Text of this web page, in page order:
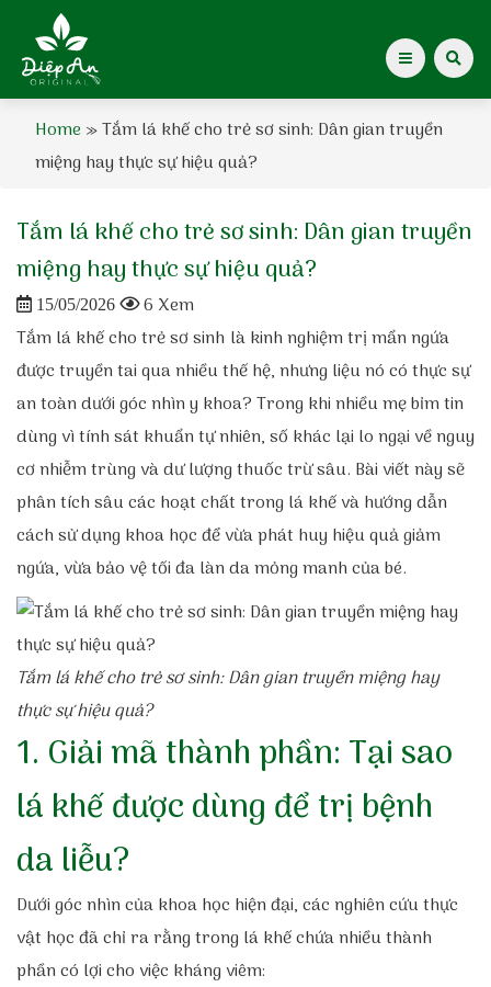
Giới thiệu Dược Khoa
Kiến thức cho mẹ
Tạp chí Diệp An Nhi
Tin tức
Điểm mua hàng
Home»Tắm lá khế cho trẻ sơ sinh: Dân gian truyền
miệng hay thực sự hiệu quả?
Tắm lá khế cho trẻ sơ sinh: Dân gian truyền
miệng hay thực sự hiệu quả?
15/05/2026
6 Xem
Tắm lá khế cho trẻ sơ sinh là kinh nghiệm trị mẩn ngứa
được truyền tai qua nhiều thế hệ, nhưng liệu nó có thực sự
an toàn dưới góc nhìn y khoa? Trong khi nhiều mẹ bỉm tin
dùng vì tính sát khuẩn tự nhiên, số khác lại lo ngại về nguy
cơ nhiễm trùng và dư lượng thuốc trừ sâu. Bài viết này sẽ
phân tích sâu các hoạt chất trong lá khế và hướng dẫn
cách sử dụng khoa học để vừa phát huy hiệu quả giảm
ngứa, vừa bảo vệ tối đa làn da mỏng manh của bé.
Tắm lá khế cho trẻ sơ sinh: Dân gian truyền miệng hay
thực sự hiệu quả?
1. Giải mã thành phần: Tại sao
lá khế được dùng để trị bệnh
da liễu?
Dưới góc nhìn của khoa học hiện đại, các nghiên cứu thực
vật học đã chỉ ra rằng trong lá khế chứa nhiều thành
phần có lợi cho việc kháng viêm: